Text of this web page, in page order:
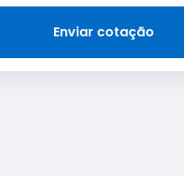
Enviar cotação